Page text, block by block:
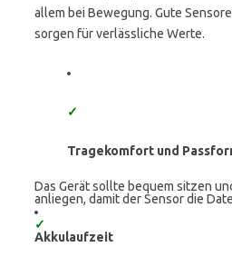
allem bei Bewegung. Gute
sorgen für verlässliche Werte.
✓
Tragekomfort und
Das Gerät sollte bequem sitzen
anliegen, damit der Sensor die
✓
Akkulaufzeit